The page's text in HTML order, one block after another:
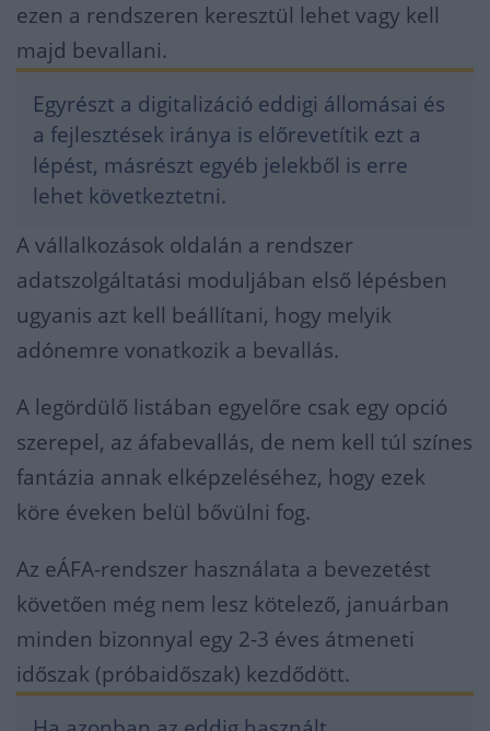
ezen a rendszeren keresztül lehet vagy kell
majd bevallani.
Egyrészt a digitalizáció eddigi állomásai és
a fejlesztések iránya is előrevetítik ezt a
lépést, másrészt egyéb jelekből is erre
lehet következtetni.
A vállalkozások oldalán a rendszer
adatszolgáltatási moduljában első lépésben
ugyanis azt kell beállítani, hogy melyik
adónemre vonatkozik a bevallás.
A legördülő listában egyelőre csak egy opció
szerepel, az áfabevallás, de nem kell túl színes
fantázia annak elképzeléséhez, hogy ezek
köre éveken belül bővülni fog.
Az eÁFA-rendszer használata a bevezetést
követően még nem lesz kötelező, januárban
minden bizonnyal egy 2-3 éves átmeneti
időszak (próbaidőszak) kezdődött.